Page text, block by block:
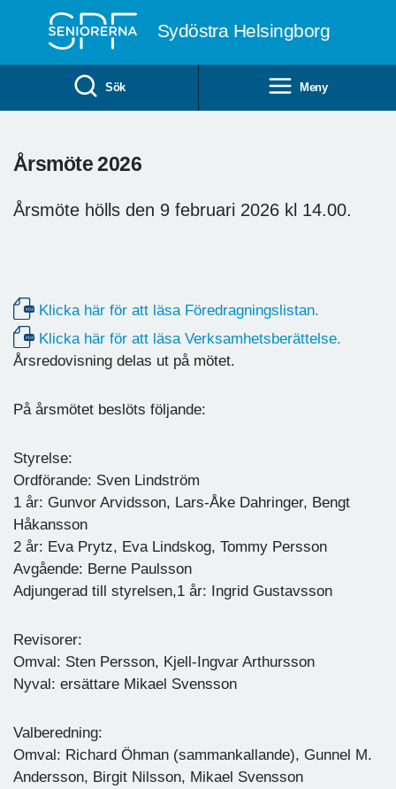
Sydöstra Helsingborg
Sök Meny
Årsmöte 2026
Årsmöte hölls den 9 februari 2026 kl 14.00.
Klicka här för att läsa Föredragningslistan.
Klicka här för att läsa Verksamhetsberättelse.
Årsredovisning delas ut på mötet.
På årsmötet beslöts följande:
Styrelse:
Ordförande: Sven Lindström
1 år: Gunvor Arvidsson, Lars-Åke Dahringer, Bengt
Håkansson
2 år: Eva Prytz, Eva Lindskog, Tommy Persson
Avgående: Berne Paulsson
Adjungerad till styrelsen,1 år: Ingrid Gustavsson
Revisorer:
Omval: Sten Persson, Kjell-Ingvar Arthursson
Nyval: ersättare Mikael Svensson
Valberedning:
Omval: Richard Öhman (sammankallande), Gunnel M.
Andersson, Birgit Nilsson, Mikael Svensson